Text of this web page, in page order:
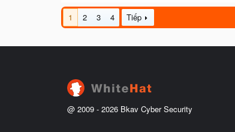
1 2 3 4 Tiếp
@ 2009 - 2026 Bkav Cyber Security